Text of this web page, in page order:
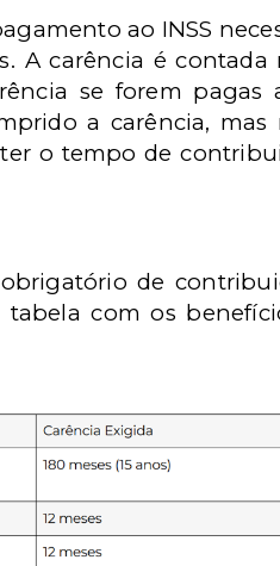
ao INSS
A carência é contada
se forem pagas
a carência,
o tempo de
de
com os